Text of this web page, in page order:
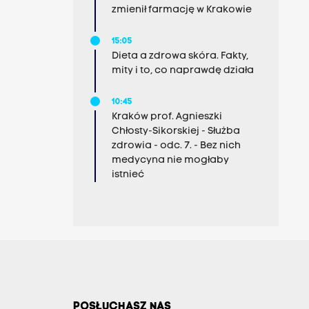
zmienił farmację w Krakowie
15:05
Dieta a zdrowa skóra. Fakty,
mity i to, co naprawdę działa
10:45
Kraków prof. Agnieszki
Chłosty-Sikorskiej - Służba
zdrowia - odc. 7. - Bez nich
medycyna nie mogłaby
istnieć